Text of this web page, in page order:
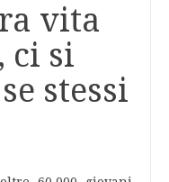
vita
ci si
stessi